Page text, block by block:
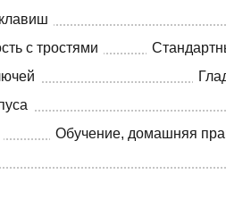
с тростями
Обучение, домашняя